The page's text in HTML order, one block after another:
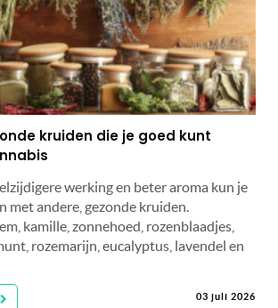
kruiden die je goed kunt
werking en beter aroma kun je
met andere, gezonde kruiden.
kamille, zonnehoed, rozenblaadjes,
rozemarijn, eucalyptus, lavendel en
03 juli 2026